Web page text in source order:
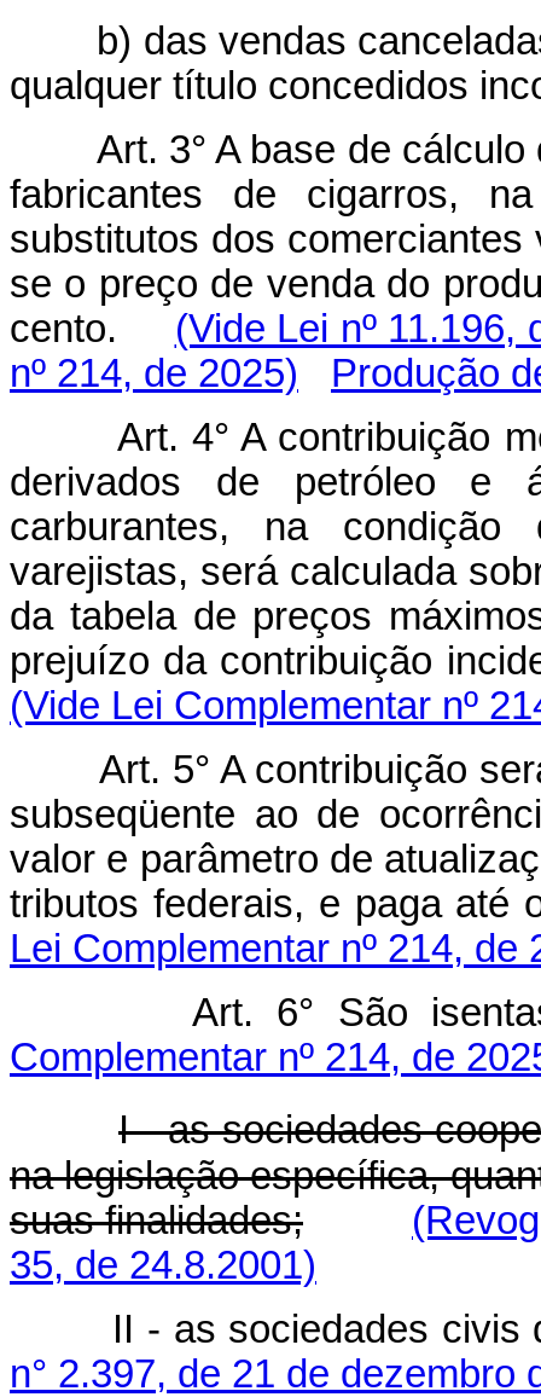
b) das vendas
qualquer título concedidos
Art. 3° A base de
fabricantes de cigarros,
substitutos dos
se o preço de venda do
cento. (Vide Lei nº 11.196,
nº 214, de 2025)
Produção
Art. 4° A contribuição
derivados de petróleo e
carburantes, na condição
varejistas, será calculada
da tabela de preços
prejuízo da contribuição
(Vide Lei Complementar nº
Art. 5° A contribuição
subseqüente ao de
valor e parâmetro de
tributos federais, e paga
Lei Complementar nº 214, de
Art. 6° São
Complementar nº 214, de
I - as sociedades
na legislação específica,
suas finalidades;
35, de 24.8.2001)
II - as sociedades civis
n° 2.397, de 21 de dezembro